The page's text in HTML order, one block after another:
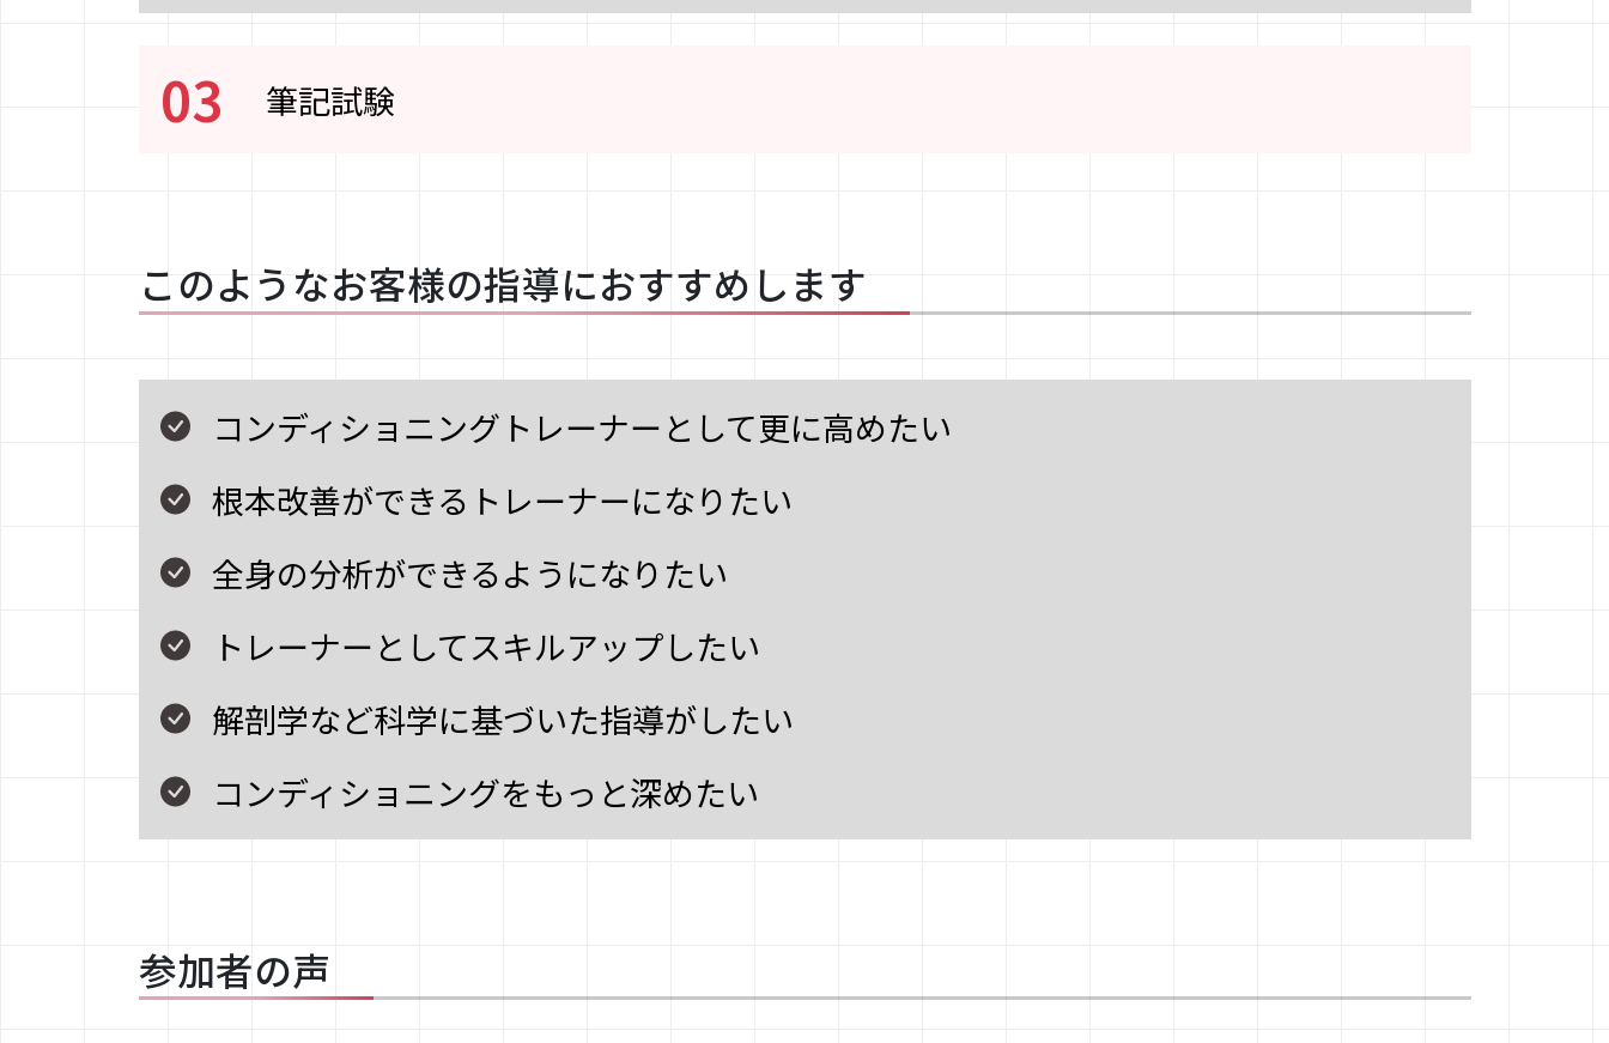
03 筆記試験
このようなお客様の指導におすすめします
コンディショニングトレーナーとして更に高めたい
根本改善ができるトレーナーになりたい
全身の分析ができるようになりたい
トレーナーとしてスキルアップしたい
解剖学など科学に基づいた指導がしたい
コンディショニングをもっと深めたい
参加者の声